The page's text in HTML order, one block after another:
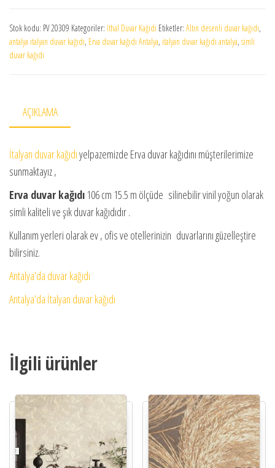
Stok kodu: PV 20309 Kategoriler: İthal Duvar Kağıdı Etiketler: Altın desenli duvar kağıdı,
antalya italyan duvar kağıdı, Erva duvar kağıdı Antalya, italyan duvar kağıdı antalya, simli
duvar kağıdı
AÇIKLAMA
İtalyan duvar kağıdıyelpazemizde Erva duvar kağıdını müşterilerimize
sunmaktayız ,
Erva duvar kağıdı 106 cm 15.5 m ölçüde silinebilir vinil yoğun olarak
simli kaliteli ve şık duvar kağıdıdır .
Kullanım yerleri olarak ev , ofis ve otellerinizin duvarlarını güzelleştire
bilirsiniz.
Antalya’da duvar kağıdı
Antalya’da İtalyan duvar kağıdı
İlgili ürünler